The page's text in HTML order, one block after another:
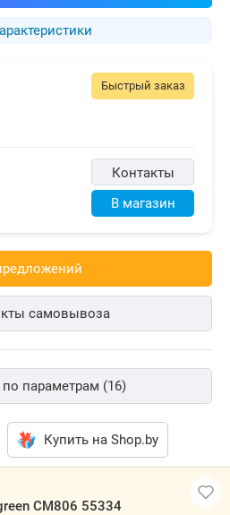
Быстрый заказ
Контакты
В магазин
самовывоза
параметрам (16)
Купить на Shop.by
CM806 55334